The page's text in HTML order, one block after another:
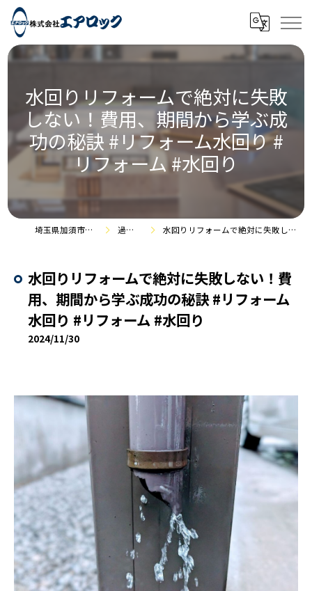
水回りリフォームで絶対に失敗
しない！費用、期間から学ぶ成
功の秘訣 #リフォーム水回り #
リフォーム #水回り
埼玉県加須市のリフォームなら株式会社エアロック 過去のお役立ち情報 水回りリフォームで絶対に失敗しない！費用、期間から学ぶ成功の秘訣 #リフォーム水回り #リフォーム #水回り
水回りリフォームで絶対に失敗しない！費
用、期間から学ぶ成功の秘訣 #リフォーム
水回り #リフォーム #水回り
2024/11/30